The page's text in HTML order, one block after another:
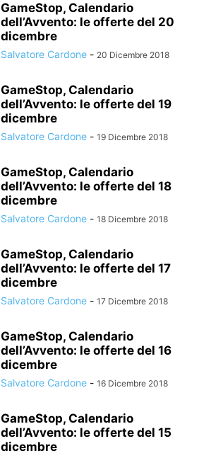
GameStop, Calendario
dell’Avvento: le offerte del 20
dicembre
Salvatore Cardone - 20 Dicembre 2018
GameStop, Calendario
dell’Avvento: le offerte del 19
dicembre
Salvatore Cardone - 19 Dicembre 2018
GameStop, Calendario
dell’Avvento: le offerte del 18
dicembre
Salvatore Cardone - 18 Dicembre 2018
GameStop, Calendario
dell’Avvento: le offerte del 17
dicembre
Salvatore Cardone - 17 Dicembre 2018
GameStop, Calendario
dell’Avvento: le offerte del 16
dicembre
Salvatore Cardone - 16 Dicembre 2018
GameStop, Calendario
dell’Avvento: le offerte del 15
dicembre